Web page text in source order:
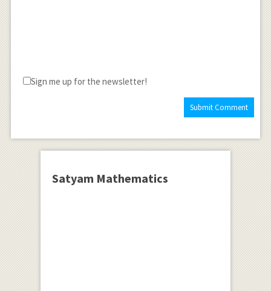
Sign me up for the newsletter!
Satyam Mathematics